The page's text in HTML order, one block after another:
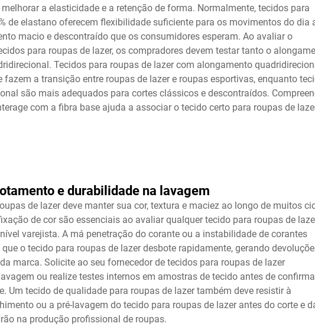
a elasticidade e a retenção de forma. Normalmente, tecidos para
de elastano oferecem flexibilidade suficiente para os movimentos do dia
macio e descontraído que os consumidores esperam. Ao avaliar o
para roupas de lazer, os compradores devem testar tanto o
Tecidos para roupas de lazer com alongamento
fazem a transição entre roupas de lazer e roupas esportivas, enquanto
são mais adequados para cortes clássicos e descontraídos.
com a fibra base ajuda a associar o tecido certo para roupas de
e durabilidade na lavagem
de lazer deve manter sua cor, textura e maciez ao longo de muitos
de cor são essenciais ao avaliar qualquer tecido para roupas de
varejista. A má penetração do corante ou a instabilidade de corantes
o tecido para roupas de lazer desbote rapidamente, gerando
marca. Solicite ao seu fornecedor de tecidos para roupas de lazer
ou realize testes internos em amostras de tecido antes de
Um tecido de qualidade para roupas de lazer também deve resistir à
ou a pré-lavagem do tecido para roupas de lazer antes do corte e
na produção profissional de roupas.